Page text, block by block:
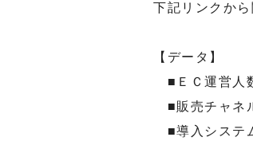
下記リンクから
【データ】
■ＥＣ運営人
■販売チャネ
■導入システ